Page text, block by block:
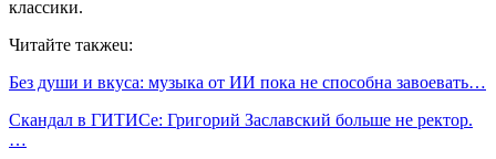
классики.
Читайте такжеu:
Без души и вкуса: музыка от ИИ пока не способна завоевать…
Скандал в ГИТИСе: Григорий Заславский больше не ректор.
…